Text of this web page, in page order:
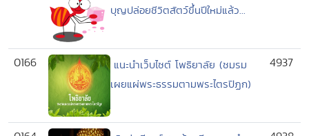
บุญปล่อยชีวิตสัตว์ขึ้นปีใหม่แล้ว...
0166
แนะนำเว็บไซต์ โพธิยาลัย (ชมรม
เผยแผ่พระธรรมตามพระไตรปิฏก)
4937